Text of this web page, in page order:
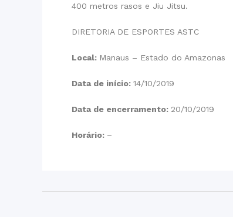
400 metros rasos e Jiu Jitsu.
DIRETORIA DE ESPORTES ASTC
Local: Manaus – Estado do Amazonas
Data de início: 14/10/2019
Data de encerramento: 20/10/2019
Horário: –